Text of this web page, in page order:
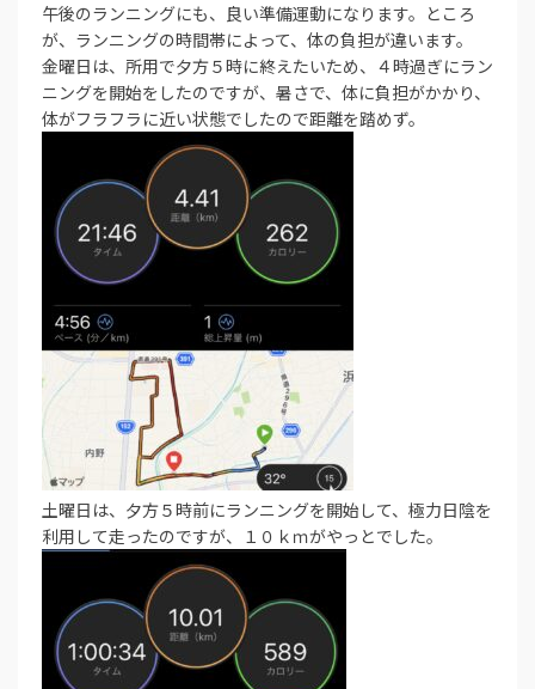
午後のランニングにも、良い準備運動になります。ところ
が、ランニングの時間帯によって、体の負担が違います。
金曜日は、所用で夕方５時に終えたいため、４時過ぎにラン
ニングを開始をしたのですが、暑さで、体に負担がかかり、
体がフラフラに近い状態でしたので距離を踏めず。
土曜日は、夕方５時前にランニングを開始して、極力日陰を
利用して走ったのですが、１０ｋｍがやっとでした。